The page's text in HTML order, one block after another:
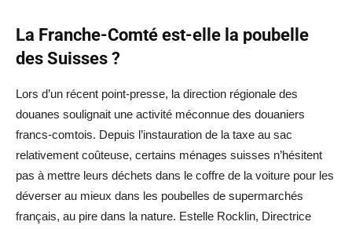
La Franche-Comté est-elle la poubelle
des Suisses ?
Lors d’un récent point-presse, la direction régionale des
douanes soulignait une activité méconnue des douaniers
francs-comtois. Depuis l’instauration de la taxe au sac
relativement coûteuse, certains ménages suisses n’hésitent
pas à mettre leurs déchets dans le coffre de la voiture pour les
déverser au mieux dans les poubelles de supermarchés
français, au pire dans la nature. Estelle Rocklin, Directrice